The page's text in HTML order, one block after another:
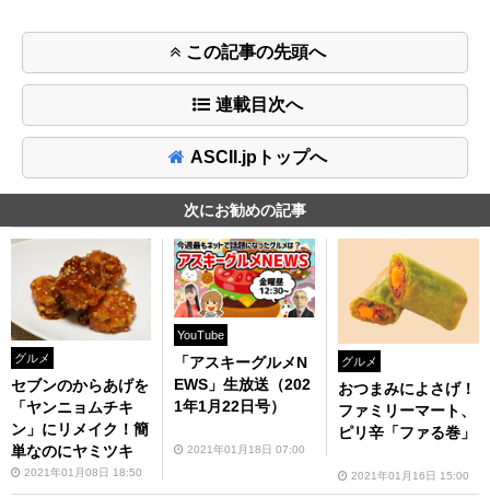
この記事の先頭へ
連載目次へ
ASCII.jpトップへ
次にお勧めの記事
グルメ
セブンのからあげを
「ヤンニョムチキ
ン」にリメイク！簡
単なのにヤミツキ
2021年01月08日 18:50
YouTube
「アスキーグルメN
EWS」生放送（202
1年1月22日号）
2021年01月18日 07:00
グルメ
おつまみによさげ！
ファミリーマート、
ピリ辛「ファる巻」
2021年01月16日 15:00